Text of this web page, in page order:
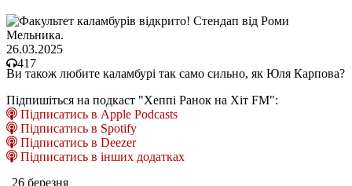
26.03.2025
417
Ви також любите каламбурі так само сильно, як Юля Карпова?
Підпишіться на подкаст "Хеппі Ранок на Хіт FM":
Підписатись в Apple Podcasts
Підписатись в Spotify
Підписатись в Deezer
Підписатись в інших додатках
26 березня